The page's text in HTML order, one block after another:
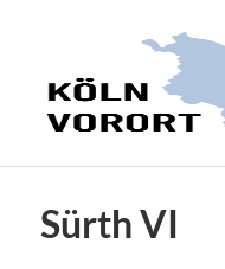
Sürth VI